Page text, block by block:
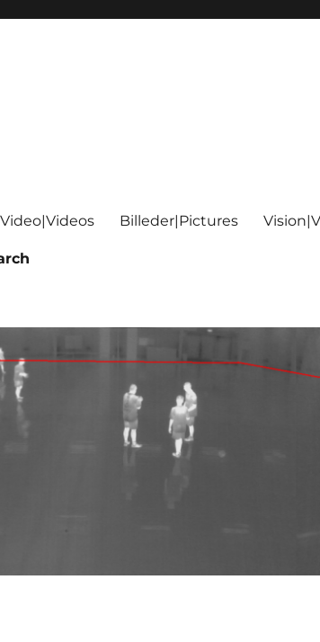
Video|Videos Billeder|Pictures